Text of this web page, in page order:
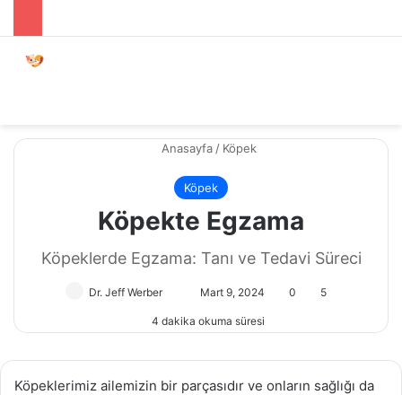
Anasayfa / Köpek
Köpek
Köpekte Egzama
Köpeklerde Egzama: Tanı ve Tedavi Süreci
Dr. Jeff Werber
posta
Mart 9, 2024 0 5
4 dakika okuma süresi
Köpeklerimiz ailemizin bir parçasıdır ve onların sağlığı da